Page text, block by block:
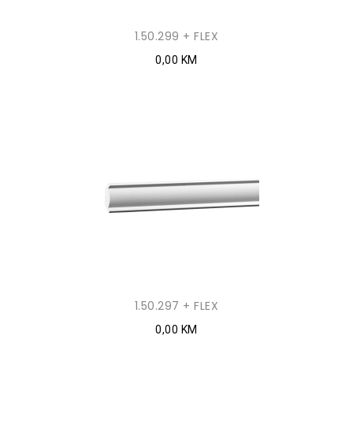
1.50.299 + FLEX
0,00 KM
1.50.297 + FLEX
0,00 KM